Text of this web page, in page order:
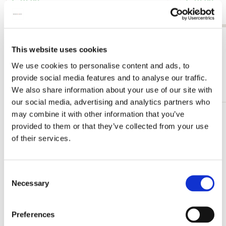
This website uses cookies
We use cookies to personalise content and ads, to
provide social media features and to analyse our traffic.
We also share information about your use of our site with
our social media, advertising and analytics partners who
may combine it with other information that you’ve
provided to them or that they’ve collected from your use
of their services.
Selection
Necessary
Preferences
Mehr von Ton Schulten - Expressionismus
aus Twente
Zur
Wunschliste